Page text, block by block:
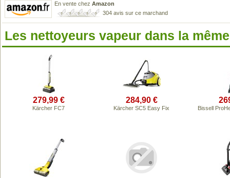
En vente chez Amazon
304 avis sur ce marchand
Les nettoyeurs vapeur dans la
279,99 €
Kärcher FC7
284,90 €
Kärcher SC5 Easy Fix Bissell